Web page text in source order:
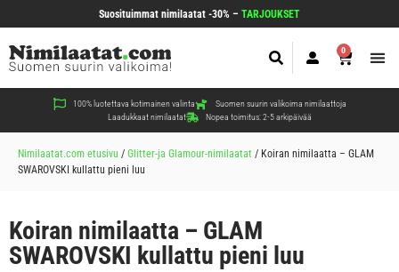
Suosituimmat nimilaatat -30% – TARJOUKSET
0
100% luotettava kotimainen valinta
Suomen suurin valikoima nimilaattoja
Laadukkaat nimilaatat
Nopea toimitus: 2-5 arkipäivää
Nimilaatat.com etusivu / Glitter-ja Glamour-nimilaatat / Koiran nimilaatta – GLAM
SWAROVSKI kullattu pieni luu
Koiran nimilaatta – GLAM
SWAROVSKI kullattu pieni luu